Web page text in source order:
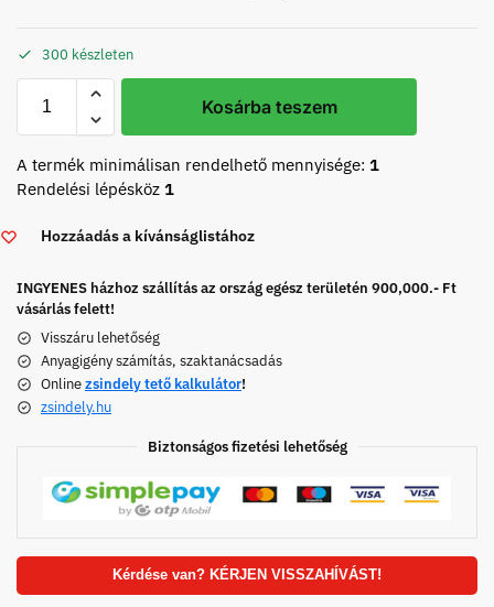
300 készleten
Kosárba teszem
A termék minimálisan rendelhető mennyisége: 1
Rendelési lépésköz 1
Hozzáadás a kívánságlistához
INGYENES házhoz szállítás az ország egész területén 900,000.- Ft
vásárlás felett!
Visszáru lehetőség
Anyagigény számítás, szaktanácsadás
Onlinezsindely tető kalkulátor!
zsindely.hu
Biztonságos fizetési lehetőség
Kérdése van? KÉRJEN VISSZAHÍVÁST!